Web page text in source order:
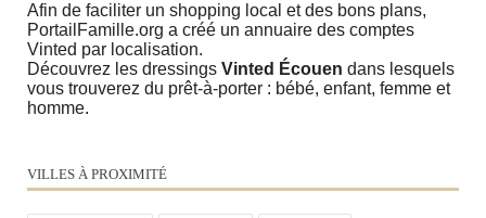
Afin de faciliter un shopping local et des bons plans,
PortailFamille.org a créé un annuaire des comptes
Vinted par localisation.
Découvrez les dressings Vinted Écouen dans lesquels
vous trouverez du prêt-à-porter : bébé, enfant, femme et
homme.
VILLES À PROXIMITÉ